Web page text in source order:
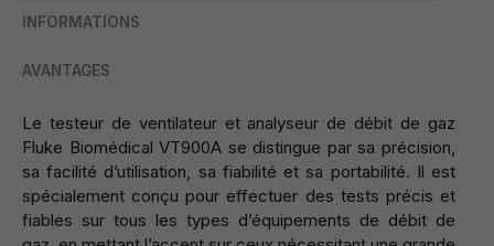
INFORMATIONS
AVANTAGES
Le testeur de ventilateur et analyseur de débit de gaz
Fluke Biomédical VT900A se distingue par sa précision,
sa facilité d’utilisation, sa fiabilité et sa portabilité. Il est
spécialement conçu pour effectuer des tests précis et
fiables sur tous les types d’équipements de débit de